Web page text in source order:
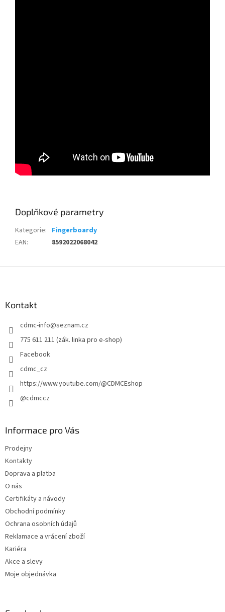
Doplňkové parametry
Kategorie: Fingerboardy
EAN: 8592022068042
Kontakt
cdmc-info@seznam.cz
775 611 211 (zák. linka pro e-shop)
Facebook
cdmc_cz
https://www.youtube.com/@CDMCEshop
@cdmccz
Informace pro Vás
Prodejny
Kontakty
Doprava a platba
O nás
Certifikáty a návody
Obchodní podmínky
Ochrana osobních údajů
Reklamace a vrácení zboží
Kariéra
Akce a slevy
Moje objednávka